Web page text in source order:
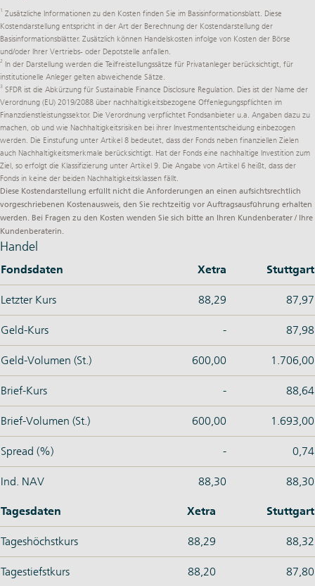
1 Zusätzliche Informationen zu den Kosten finden Sie im Basisinformationsblatt. Diese
Kostendarstellung entspricht in der Art der Berechnung der Kostendarstellung der
Basisinformationsblätter. Zusätzlich können Handelskosten infolge von Kosten der Börse
und/oder Ihrer Vertriebs- oder Depotstelle anfallen.
2
In der Darstellung werden die Teilfreistellungssätze für Privatanleger berücksichtigt, für
institutionelle Anleger gelten abweichende Sätze.
3 SFDR ist die Abkürzung für Sustainable Finance Disclosure Regulation. Dies ist der Name der
Verordnung (EU) 2019/2088 über nachhaltigkeitsbezogene Offenlegungspflichten im
Finanzdienstleistungssektor. Die Verordnung verpflichtet Fondsanbieter u.a. Angaben dazu zu
machen, ob und wie Nachhaltigkeitsrisiken bei ihrer Investmententscheidung einbezogen
werden. Die Einstufung unter Artikel 8 bedeutet, dass der Fonds neben finanziellen Zielen
auch Nachhaltigkeitsmerkmale berücksichtigt. Hat der Fonds eine nachhaltige Investition zum
Ziel, so erfolgt die Klassifizierung unter Artikel 9. Die Angabe von Artikel 6 heißt, dass der
Fonds in keine der beiden Nachhaltigkeitsklassen fällt.
Diese Kostendarstellung erfüllt nicht die Anforderungen an einen aufsichtsrechtlich
vorgeschriebenen Kostenausweis, den Sie rechtzeitig vor Auftragsausführung erhalten
werden. Bei Fragen zu den Kosten wenden Sie sich bitte an Ihren Kundenberater / Ihre
Kundenberaterin.
Handel
Fondsdaten Xetra Stuttgart
Letzter Kurs 88,29 87,97
Geld-Kurs - 87,98
Geld-Volumen (St.) 600,00 1.706,00
Brief-Kurs - 88,64
Brief-Volumen (St.) 600,00 1.693,00
Spread (%) - 0,74
Ind. NAV 88,30 88,30
Tagesdaten Xetra Stuttgart
Tageshöchstkurs 88,29 88,32
Tagestiefstkurs 88,20 87,80